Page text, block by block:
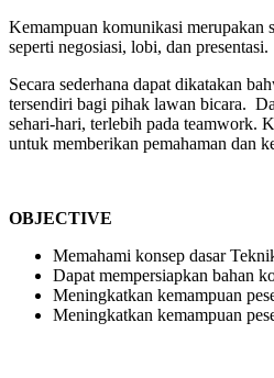
Kemampuan komunikasi merupakan
seperti negosiasi, lobi, dan presentasi.
Secara sederhana dapat dikatakan
tersendiri bagi pihak lawan bicara.
sehari-hari, terlebih pada teamwork.
untuk memberikan pemahaman dan
OBJECTIVE
Memahami konsep dasar
Dapat mempersiapkan bahan
Meningkatkan kemampuan
Meningkatkan kemampuan